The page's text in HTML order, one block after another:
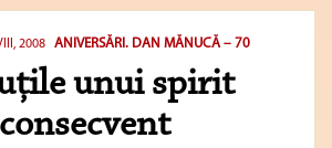
2008 ANIVERSĂRI. DAN MĂNUCĂ – 70
unui spirit
consecvent